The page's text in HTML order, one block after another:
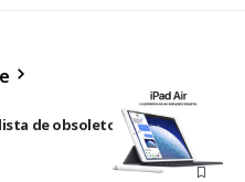
de obsoletos y antiguos